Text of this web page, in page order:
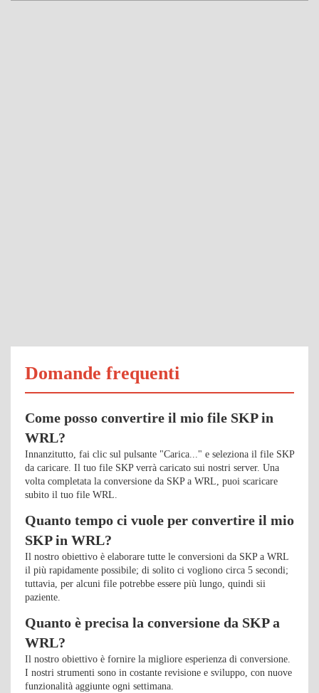
Domande frequenti
Come posso convertire il mio file SKP in
WRL?
Innanzitutto, fai clic sul pulsante "Carica..." e seleziona il file SKP
da caricare. Il tuo file SKP verrà caricato sui nostri server. Una
volta completata la conversione da SKP a WRL, puoi scaricare
subito il tuo file WRL.
Quanto tempo ci vuole per convertire il mio
SKP in WRL?
Il nostro obiettivo è elaborare tutte le conversioni da SKP a WRL
il più rapidamente possibile; di solito ci vogliono circa 5 secondi;
tuttavia, per alcuni file potrebbe essere più lungo, quindi sii
paziente.
Quanto è precisa la conversione da SKP a
WRL?
Il nostro obiettivo è fornire la migliore esperienza di conversione.
I nostri strumenti sono in costante revisione e sviluppo, con nuove
funzionalità aggiunte ogni settimana.